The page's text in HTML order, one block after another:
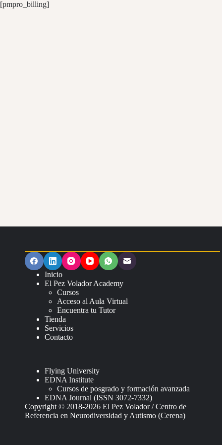
Skip
[pmpro_billing]
Inicio
El Pez Volador Academy
Cursos
Acceso al Aula Virtual
Encuentra tu Tutor
Tienda
Servicios
Contacto
Flying University
EDNA Institute
Cursos de posgrado y formación avanzada
EDNA Journal (ISSN 3072-7332)
Copyright © 2018-2026 El Pez Volador / Centro de
Referencia en Neurodiversidad y Autismo (Cerena)